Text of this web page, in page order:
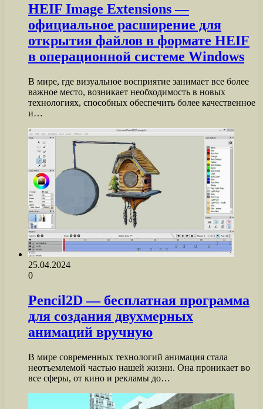
HEIF Image Extensions —
официальное расширение для
открытия файлов в формате HEIF
в операционной системе Windows
В мире, где визуальное восприятие занимает все более
важное место, возникает необходимость в новых
технологиях, способных обеспечить более качественное
и…
25.04.2024
0
Pencil2D — бесплатная программа
для создания двухмерных
анимаций вручную
В мире современных технологий анимация стала
неотъемлемой частью нашей жизни. Она проникает во
все сферы, от кино и рекламы до…